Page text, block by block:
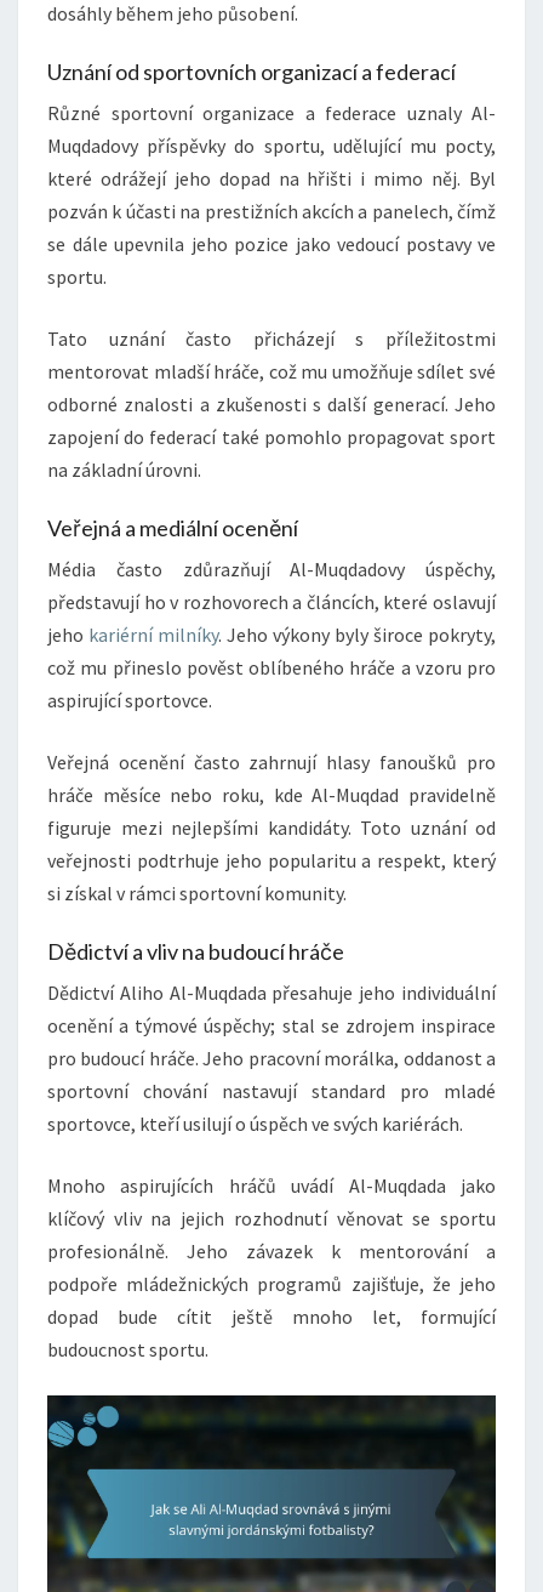
dosáhly během jeho působení.
Uznání od sportovních organizací a federací
Různé sportovní organizace a federace uznaly Al-
Muqdadovy příspěvky do sportu, udělující mu pocty,
které odrážejí jeho dopad na hřišti i mimo něj. Byl
pozván k účasti na prestižních akcích a panelech, čímž
se dále upevnila jeho pozice jako vedoucí postavy ve
sportu.
Tato uznání často přicházejí s příležitostmi
mentorovat mladší hráče, což mu umožňuje sdílet své
odborné znalosti a zkušenosti s další generací. Jeho
zapojení do federací také pomohlo propagovat sport
na základní úrovni.
Veřejná a mediální ocenění
Média často zdůrazňují Al-Muqdadovy úspěchy,
představují ho v rozhovorech a článcích, které oslavují
jeho kariérní milníky. Jeho výkony byly široce pokryty,
což mu přineslo pověst oblíbeného hráče a vzoru pro
aspirující sportovce.
Veřejná ocenění často zahrnují hlasy fanoušků pro
hráče měsíce nebo roku, kde Al-Muqdad pravidelně
figuruje mezi nejlepšími kandidáty. Toto uznání od
veřejnosti podtrhuje jeho popularitu a respekt, který
si získal v rámci sportovní komunity.
Dědictví a vliv na budoucí hráče
Dědictví Aliho Al-Muqdada přesahuje jeho individuální
ocenění a týmové úspěchy; stal se zdrojem inspirace
pro budoucí hráče. Jeho pracovní morálka, oddanost a
sportovní chování nastavují standard pro mladé
sportovce, kteří usilují o úspěch ve svých kariérách.
Mnoho aspirujících hráčů uvádí Al-Muqdada jako
klíčový vliv na jejich rozhodnutí věnovat se sportu
profesionálně. Jeho závazek k mentorování a
podpoře mládežnických programů zajišťuje, že jeho
dopad bude cítit ještě mnoho let, formující
budoucnost sportu.